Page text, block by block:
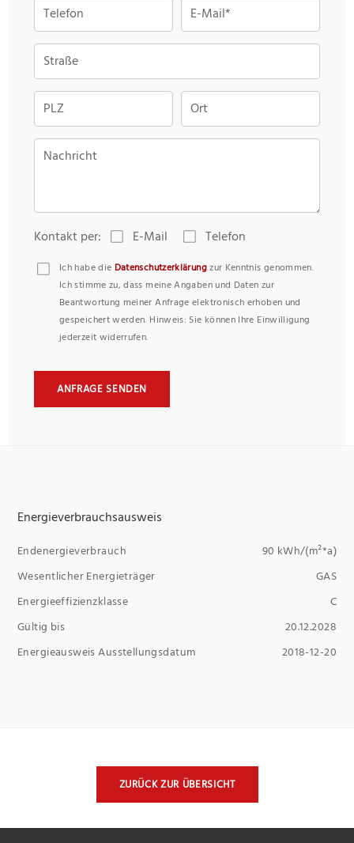
Telefon E-Mail*
Straße
PLZ Ort
Nachricht
Kontakt per: E-Mail Telefon
Ich habe die Datenschutzerklärungzur Kenntnis genommen.
Ich stimme zu, dass meine Angaben und Daten zur
Beantwortung meiner Anfrage elektronisch erhoben und
gespeichert werden. Hinweis: Sie können Ihre Einwilligung
jederzeit widerrufen.
ANFRAGE SENDEN
Energieverbrauchsausweis
Endenergieverbrauch
90 kWh/(m²*a)
Wesentlicher Energieträger
GAS
Energieeffizienzklasse
C
Gültig bis
20.12.2028
Energieausweis Ausstellungsdatum
2018-12-20
ZURÜCK ZUR ÜBERSICHT